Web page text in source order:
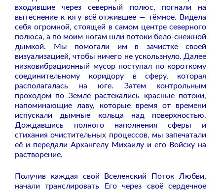
входившие через северный полюс, погнали на
вытеснение к югу всё отжившее — тёмное. Видела
себя огромной, стоящей в самом центре северного
полюса, а по моим ногам шли потоки бело-снежной
дымкой. Мы помогали им в зачистке своей
визуализацией, чтобы ничего не ускользнуло. Далее
низковибрационный мусор поступал по короткому
соединительному коридору в сферу, которая
располагалась на юге. Затем контрольным
проходом по Земле растекались красные потоки,
напоминающие лаву, которые время от времени
испускали дымные кольца над поверхностью.
Дождавшись полного наполнения сферы и
стихания очистительных процессов, мы запечатали
её и передали Архангелу Михаилу и его Войску на
растворение.
Получив каждая свой Вселенский Поток Любви,
начали транслировать Его через своё сердечное